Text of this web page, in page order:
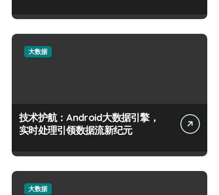
大数据
技术护航：Android大数据引擎，
实时处理引领数据流新纪元
大数据